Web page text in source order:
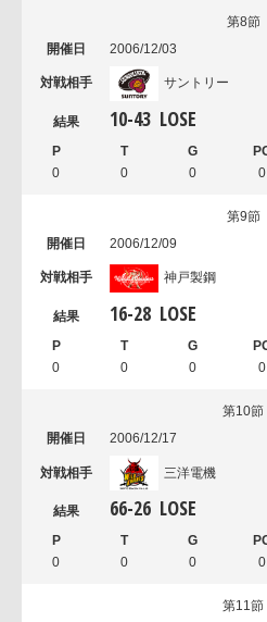
第8節
2006/12/03
サントリー
10-43 LOSE
0 0 0 0
第9節
2006/12/09
神戸製鋼
16-28 LOSE
0 0 0 0
第10節
2006/12/17
三洋電機
66-26 LOSE
0 0 0 0
第11節